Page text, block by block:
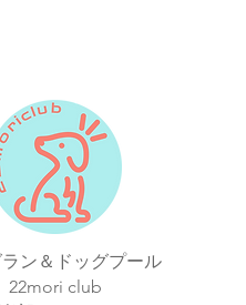
ラン＆ドッグプール
22mori club